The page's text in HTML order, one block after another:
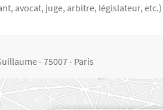
avocat, juge, arbitre, législateur,
- 75007 - Paris